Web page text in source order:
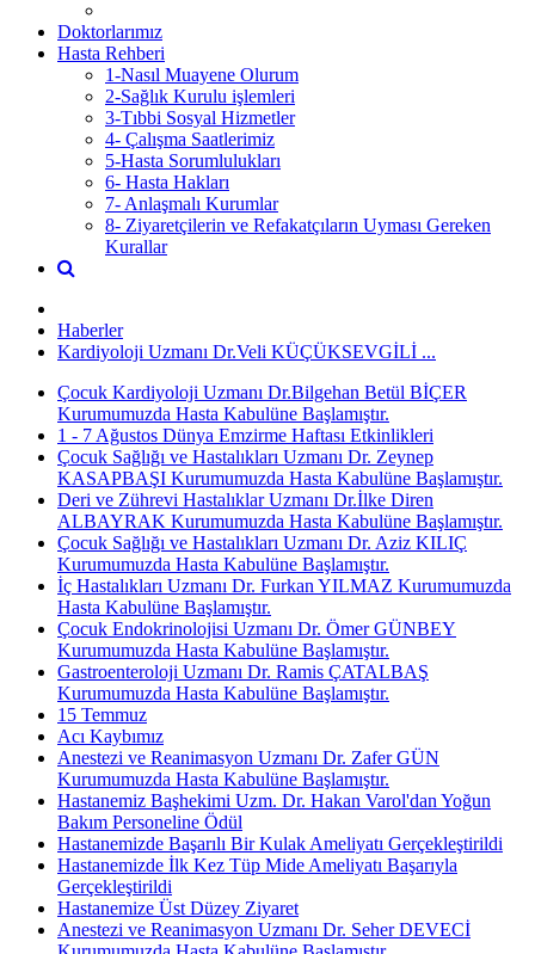
Doktorlarımız
Hasta Rehberi
1-Nasıl Muayene Olurum
2-Sağlık Kurulu işlemleri
3-Tıbbi Sosyal Hizmetler
4- Çalışma Saatlerimiz
5-Hasta Sorumlulukları
6- Hasta Hakları
7- Anlaşmalı Kurumlar
8- Ziyaretçilerin ve Refakatçıların Uyması Gereken
Kurallar
Haberler
Kardiyoloji Uzmanı Dr.Veli KÜÇÜKSEVGİLİ ...
Çocuk Kardiyoloji Uzmanı Dr.Bilgehan Betül BİÇER
Kurumumuzda Hasta Kabulüne Başlamıştır.
1 - 7 Ağustos Dünya Emzirme Haftası Etkinlikleri
Çocuk Sağlığı ve Hastalıkları Uzmanı Dr. Zeynep
KASAPBAŞI Kurumumuzda Hasta Kabulüne Başlamıştır.
Deri ve Zührevi Hastalıklar Uzmanı Dr.İlke Diren
ALBAYRAK Kurumumuzda Hasta Kabulüne Başlamıştır.
Çocuk Sağlığı ve Hastalıkları Uzmanı Dr. Aziz KILIÇ
Kurumumuzda Hasta Kabulüne Başlamıştır.
İç Hastalıkları Uzmanı Dr. Furkan YILMAZ Kurumumuzda
Hasta Kabulüne Başlamıştır.
Çocuk Endokrinolojisi Uzmanı Dr. Ömer GÜNBEY
Kurumumuzda Hasta Kabulüne Başlamıştır.
Gastroenteroloji Uzmanı Dr. Ramis ÇATALBAŞ
Kurumumuzda Hasta Kabulüne Başlamıştır.
15 Temmuz
Acı Kaybımız
Anestezi ve Reanimasyon Uzmanı Dr. Zafer GÜN
Kurumumuzda Hasta Kabulüne Başlamıştır.
Hastanemiz Başhekimi Uzm. Dr. Hakan Varol'dan Yoğun
Bakım Personeline Ödül
Hastanemizde Başarılı Bir Kulak Ameliyatı Gerçekleştirildi
Hastanemizde İlk Kez Tüp Mide Ameliyatı Başarıyla
Gerçekleştirildi
Hastanemize Üst Düzey Ziyaret
Anestezi ve Reanimasyon Uzmanı Dr. Seher DEVECİ